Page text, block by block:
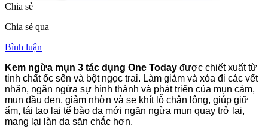
Chia sẻ
Chia sẻ qua
Bình luận
Kem ngừa mụn 3 tác dụng One Today được chiết xuất từ
tinh chất ốc sên và bột ngọc trai. Làm giảm và xóa đi các vết
nhăn, ngăn ngừa sự hình thành và phát triển của mụn cám,
mụn đầu đen, giảm nhờn và se khít lỗ chân lông, giúp giữ
ẩm, tái tạo lại tế bào da mới ngăn ngừa mụn quay trở lại,
mang lại làn da săn chắc hơn.